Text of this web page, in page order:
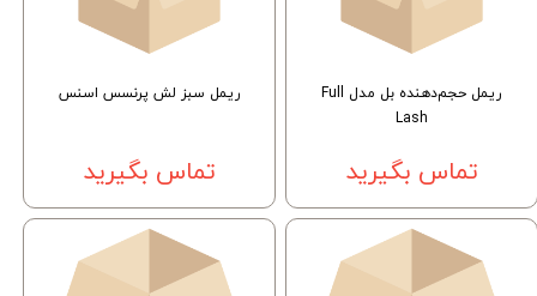
ریمل حجم‌دهنده بل مدل Full
Lash
تماس بگیرید
ریمل سبز لش پرنسس اسنس
تماس بگیرید